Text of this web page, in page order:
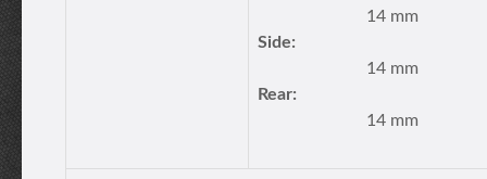
14 mm
Side:
14 mm
Rear:
14 mm